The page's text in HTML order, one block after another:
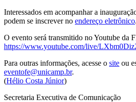
Interessados em acompanhar a
podem se inscrever no endereço eletrônico.
O evento será transmitido no Youtube da
https://www.youtube.com/live/
Para outras informações, acesse o site ou
eventofe@unicamp.br.
(Hélio Costa Júnior)
Secretaria Executiva de Comunicação